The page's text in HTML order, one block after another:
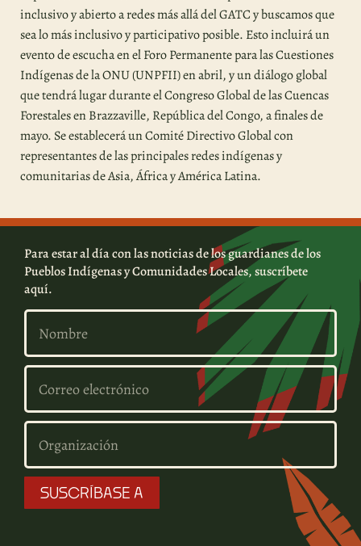
inclusivo y abierto a redes más allá del GATC y buscamos que
sea lo más inclusivo y participativo posible. Esto incluirá un
evento de escucha en el Foro Permanente para las Cuestiones
Indígenas de la ONU (UNPFII) en abril, y un diálogo global
que tendrá lugar durante el Congreso Global de las Cuencas
Forestales en Brazzaville, República del Congo, a finales de
mayo. Se establecerá un Comité Directivo Global con
representantes de las principales redes indígenas y
comunitarias de Asia, África y América Latina.
Para estar al día con las noticias de los guardianes de los
Pueblos Indígenas y Comunidades Locales, suscríbete
aquí.
SUSCRÍBASE A